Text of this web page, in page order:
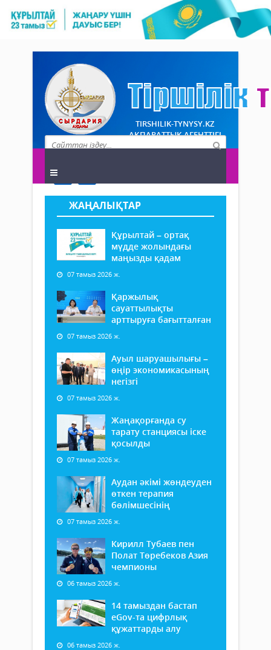
TIRSHILIK-TYNYSY.KZ
АҚПАРАТТЫҚ АГЕНТТІГІ
ЖАҢАЛЫҚТАР
Құрылтай – ортақ
мүдде жолындағы
маңызды қадам
07 тамыз 2026 ж.
Қаржылық
сауаттылықты
арттыруға бағытталған
07 тамыз 2026 ж.
Ауыл шаруашылығы –
өңір экономикасының
негізгі
07 тамыз 2026 ж.
Жаңақорғанда су
тарату станциясы іске
қосылды
07 тамыз 2026 ж.
Аудан әкімі жөндеуден
өткен терапия
бөлімшесінің
07 тамыз 2026 ж.
Кирилл Тубаев пен
Полат Төребеков Азия
чемпионы
06 тамыз 2026 ж.
14 тамыздан бастап
еGov-та цифрлық
құжаттарды алу
06 тамыз 2026 ж.